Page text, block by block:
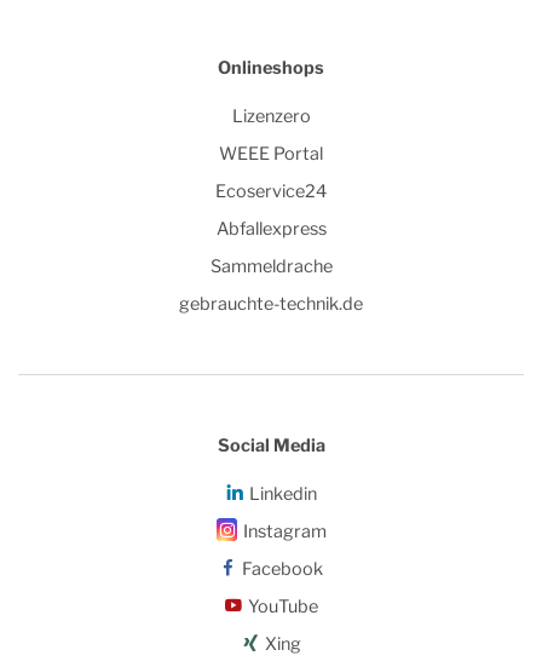
Onlineshops
Lizenzero
WEEE Portal
Ecoservice24
Abfallexpress
Sammeldrache
gebrauchte-technik.de
Social Media
Linkedin
Instagram
Facebook
YouTube
Xing